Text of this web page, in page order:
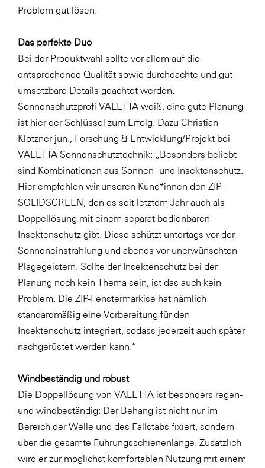
Gardena
GBV - Verband gemeinnütziger
Getzner Werkstoffe
Heimat Österreich
Johnson & Johnson
JELD-WEN DANA
kosaplaner
LAT Nitrogen
Libro
Lidl Österreich
Die Menü-Manufaktur
MTH Retail Group
OptimaMed
PHH Rechtsanwält:innen
Primark
Salesforce
sebamed
Problem gut lösen.
Das perfekte Duo
Bei der Produktwahl sollte vor allem auf die
entsprechende Qualität sowie durchdachte und gut
umsetzbare Details geachtet werden.
Sonnenschutzprofi VALETTA weiß, eine gute Planung
ist hier der Schlüssel zum Erfolg. Dazu Christian
Klotzner jun., Forschung & Entwicklung/Projekt bei
VALETTA Sonnenschutztechnik: „Besonders beliebt
sind Kombinationen aus Sonnen- und Insektenschutz.
Hier empfehlen wir unseren Kund*innen den ZIP-
SOLIDSCREEN, den es seit letztem Jahr auch als
Doppellösung mit einem separat bedienbaren
Insektenschutz gibt. Diese schützt untertags vor der
Sonneneinstrahlung und abends vor unerwünschten
Plagegeistern. Sollte der Insektenschutz bei der
Planung noch kein Thema sein, ist das auch kein
Problem. Die ZIP-Fenstermarkise hat nämlich
standardmäßig eine Vorbereitung für den
Insektenschutz integriert, sodass jederzeit auch später
nachgerüstet werden kann.“
Windbeständig und robust
Die Doppellösung von VALETTA ist besonders regen-
und windbeständig: Der Behang ist nicht nur im
Bereich der Welle und des Fallstabs fixiert, sondern
über die gesamte Führungsschienenlänge. Zusätzlich
wird er zur möglichst komfortablen Nutzung mit einem